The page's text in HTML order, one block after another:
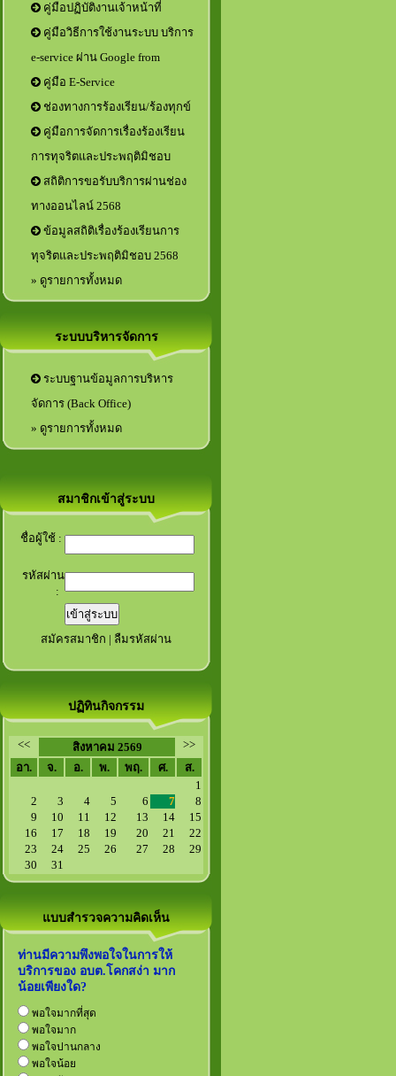
คู่มือปฏิบัติงานเจ้าหน้าที่
คู่มือวิธีการใช้งานระบบ บริการ
e-service ผ่าน Google from
คู่มือ E-Service
ช่องทางการร้องเรียน/ร้องทุกข์
คู่มือการจัดการเรื่องร้องเรียน
การทุจริตและประพฤติมิชอบ
สถิติการขอรับบริการผ่านช่อง
ทางออนไลน์ 2568
ข้อมูลสถิติเรื่องร้องเรียนการ
ทุจริตและประพฤติมิชอบ 2568
» ดูรายการทั้งหมด
ระบบบริหารจัดการ
ระบบฐานข้อมูลการบริหาร
จัดการ (Back Office)
» ดูรายการทั้งหมด
สมาชิกเข้าสู่ระบบ
ชื่อผู้ใช้ :
รหัสผ่าน
:
สมัครสมาชิก | ลืมรหัสผ่าน
ปฏิทินกิจกรรม
<< สิงหาคม 2569
>>
อา.
จ. อ. พ. พฤ. ศ.
ส.
1
2
3 4 5 6 7
8
9
10 11 12 13 14
15
16
17 18 19 20 21
22
23
24 25 26 27 28
29
30
31
แบบสำรวจความคิดเห็น
ท่านมีความพึงพอใจในการให้
บริการของ อบต.โคกสง่า มาก
น้อยเพียงใด?
พอใจมากที่สุด
พอใจมาก
พอใจปานกลาง
พอใจน้อย